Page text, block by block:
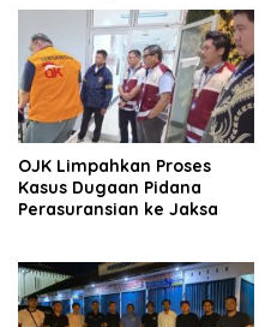
OJK Limpahkan Proses
Kasus Dugaan Pidana
Perasuransian ke Jaksa